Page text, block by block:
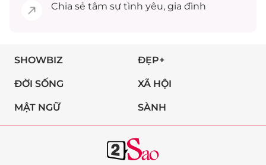
Chia sẻ tâm sự tình yêu, gia đình
SHOWBIZ ĐẸP+
ĐỜI SỐNG XÃ HỘI
MẬT NGỮ SÀNH